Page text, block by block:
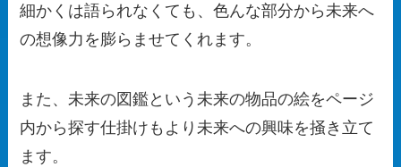
細かくは語られなくても、色んな部分から未来へ
の想像力を膨らませてくれます。
また、未来の図鑑という未来の物品の絵をページ
内から探す仕掛けもより未来への興味を掻き立て
ます。